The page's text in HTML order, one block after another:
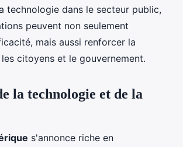
technologie dans le secteur public,
peuvent non seulement
mais aussi renforcer la
citoyens et le gouvernement.
la technologie et de la
s'annonce riche en